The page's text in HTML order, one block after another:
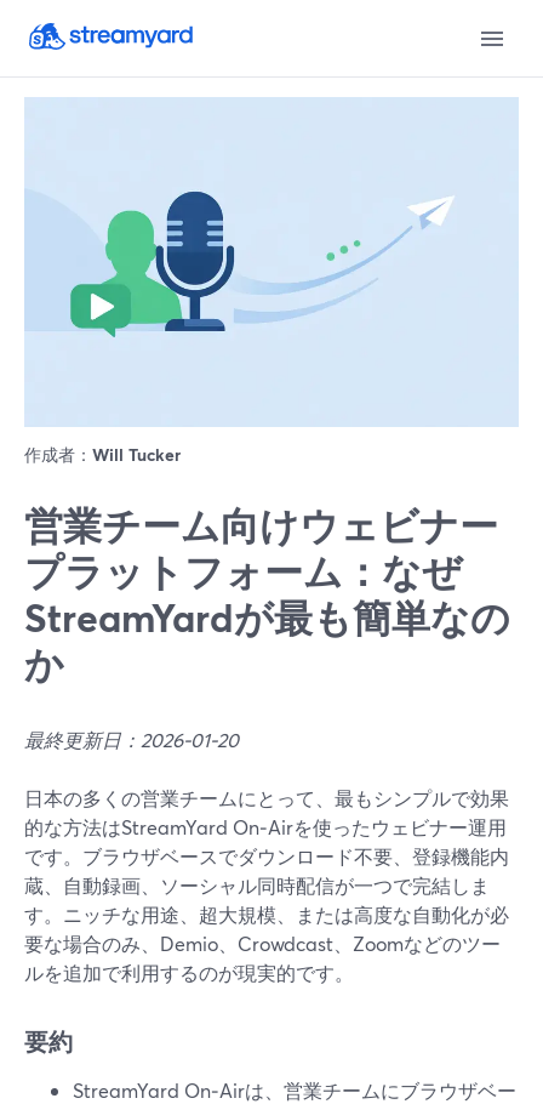
作成者： Will Tucker
営業チーム向けウェビナー
プラットフォーム：なぜ
StreamYardが最も簡単なの
か
最終更新日：2026-01-20
日本の多くの営業チームにとって、最もシンプルで効果
的な方法はStreamYard On‑Airを使ったウェビナー運用
です。ブラウザベースでダウンロード不要、登録機能内
蔵、自動録画、ソーシャル同時配信が一つで完結しま
す。ニッチな用途、超大規模、または高度な自動化が必
要な場合のみ、Demio、Crowdcast、Zoomなどのツー
ルを追加で利用するのが現実的です。
要約
StreamYard On‑Airは、営業チームにブラウザベー